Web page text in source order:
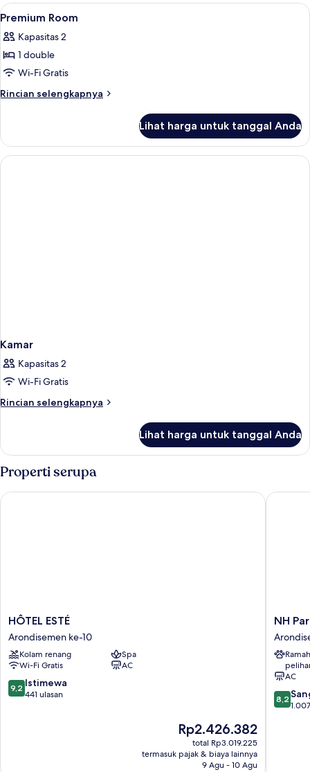
Lihat
semua
foto
untuk
Premium
Room
Seprai premium, selimut bulu angsa,
6
Premium Room
Kapasitas 2
1 double
Wi-Fi Gratis
Rincian selengkapnya
Rincian
Premium
Room
Lihat harga untuk tanggal Anda
Kamar
Kapasitas 2
Wi-Fi Gratis
Rincian selengkapnya
Rincian
Kamar
Lihat harga untuk tanggal Anda
Properti serupa
HÔTEL
ESTÉ
Arondisemen
ke-
10
HÔTEL ESTÉ
Arondisemen ke-10
Kolam renang
Spa
Wi-Fi Gratis
AC
9.2
dari
9,2 Istimewa
441 ulasan
Harga
sekarang
Rp2.426.382
Rp2.426.382
total Rp3.019.225
termasuk pajak & biaya lainnya
9 Agu - 10 Agu
HÔTEL ESTÉ
NH
Paris
Gare
De
l'Est
ke-
10
NH
AC
8.2
dari
8,2
NH